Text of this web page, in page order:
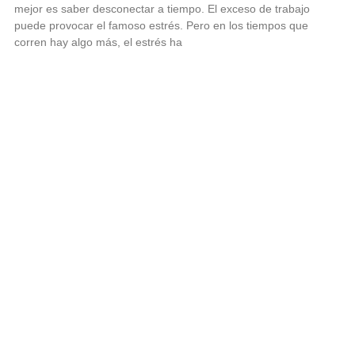
mejor es saber desconectar a tiempo. El exceso de trabajo
puede provocar el famoso estrés. Pero en los tiempos que
corren hay algo más, el estrés ha